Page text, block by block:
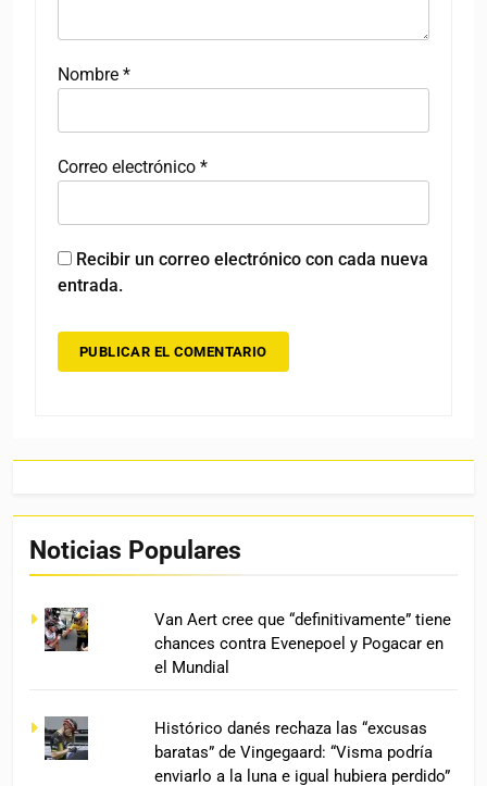
Nombre *
Correo electrónico *
Recibir un correo electrónico con cada nueva
entrada.
Noticias Populares
Van Aert cree que “definitivamente” tiene
chances contra Evenepoel y Pogacar en
el Mundial
Histórico danés rechaza las “excusas
baratas” de Vingegaard: “Visma podría
enviarlo a la luna e igual hubiera perdido”